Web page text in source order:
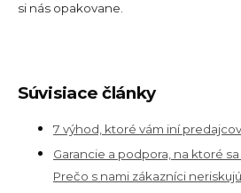
si nás opakovane.
Súvisiace články
7 výhod, ktoré vám iní
Garancie a podpora, na ktoré
Prečo s nami zákazníci neriskujú